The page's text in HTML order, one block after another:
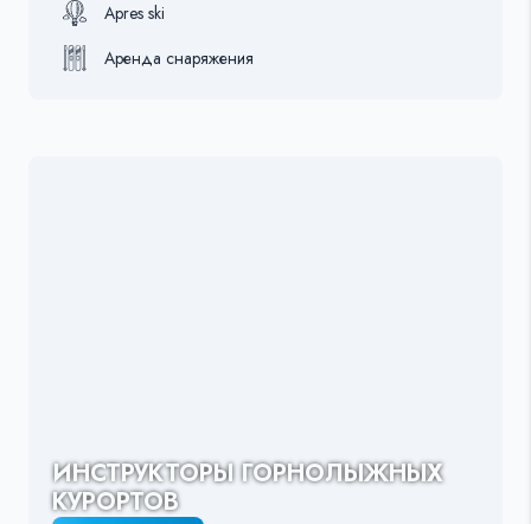
Apres ski
Аренда снаряжения
ИНСТРУКТОРЫ ГОРНОЛЫЖНЫХ
КУРОРТОВ